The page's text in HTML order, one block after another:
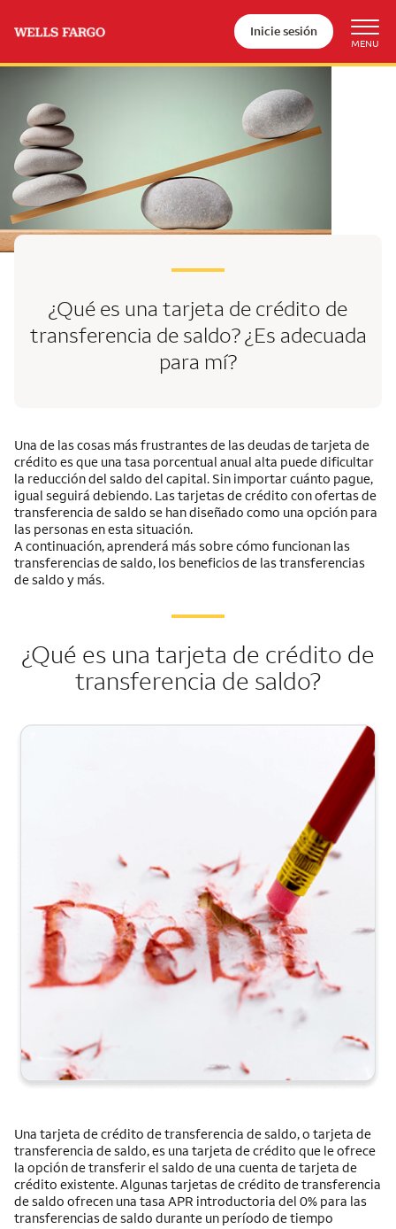
Inicie sesión
¿Qué es una tarjeta de crédito de
transferencia de saldo? ¿Es adecuada
para mí?
Una de las cosas más frustrantes de las deudas de tarjeta de
crédito es que una tasa porcentual anual alta puede dificultar
la reducción del saldo del capital. Sin importar cuánto pague,
igual seguirá debiendo. Las tarjetas de crédito con ofertas de
transferencia de saldo se han diseñado como una opción para
las personas en esta situación.
A continuación, aprenderá más sobre cómo funcionan las
transferencias de saldo, los beneficios de las transferencias
de saldo y más.
¿Qué es una tarjeta de crédito de
transferencia de saldo?
Una tarjeta de crédito de transferencia de saldo, o tarjeta de
transferencia de saldo, es una tarjeta de crédito que le ofrece
la opción de transferir el saldo de una cuenta de tarjeta de
crédito existente. Algunas tarjetas de crédito de transferencia
de saldo ofrecen una tasa APR introductoria del 0% para las
transferencias de saldo durante un período de tiempo